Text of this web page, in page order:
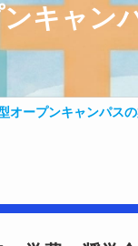
キャン
オープンキャンパス